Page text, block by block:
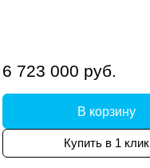
6 723 000 руб.
В корзину
Купить в 1 клик